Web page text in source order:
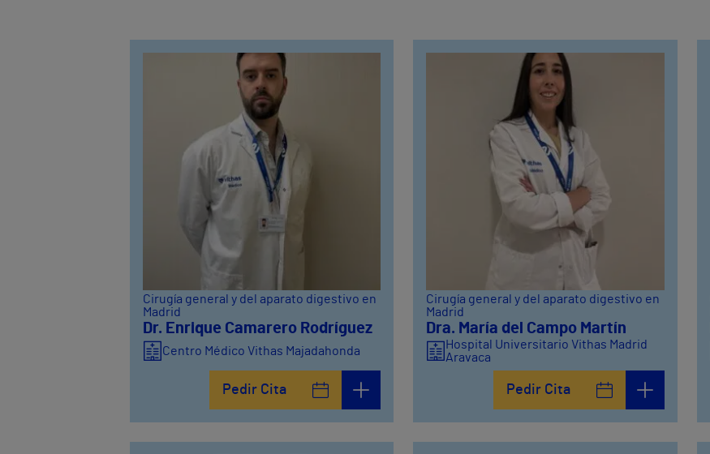
Cirugía general y del aparato digestivo en
Madrid
Dr. Enrique Camarero Rodríguez
Centro Médico Vithas Majadahonda
Pedir Cita
Cirugía general y del aparato digestivo en
Madrid
Dra. María del Campo Martín
Hospital Universitario Vithas Madrid
Aravaca
Pedir Cita